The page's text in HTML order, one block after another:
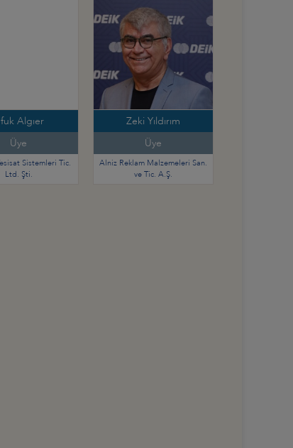
Algıer
Üye
Sistemleri Tic.
Ltd. Şti.
Zeki Yıldırım
Üye
Alniz Reklam Malzemeleri San.
ve Tic. A.Ş.